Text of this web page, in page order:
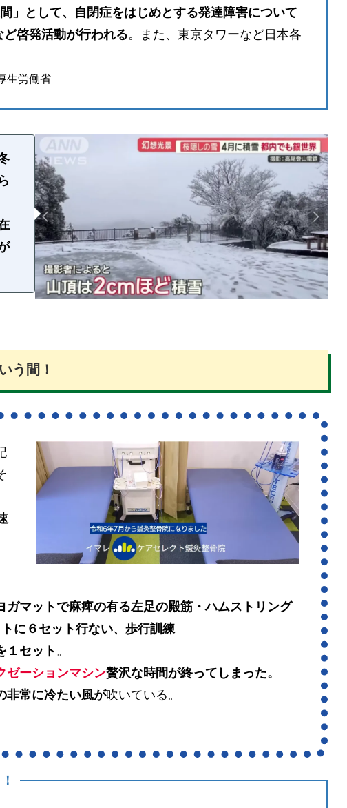
」として、自閉症をはじめとする発達障害について
啓発活動が行われる。また、東京タワーなど日本各
生労働省
う間！
ガマットで麻痺の有る左足の殿筋・ハムストリング
に６セット行ない、歩行訓練
１セット 。
ゼーションマシン贅沢な時間が終ってしまった。
非常に冷たい風が吹いている。